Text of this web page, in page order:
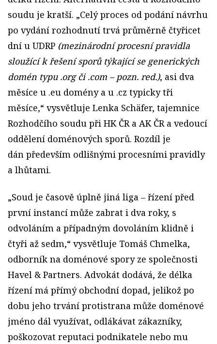
soudu je kratší. „Celý proces od podání návrhu
po vydání rozhodnutí trvá průměrně čtyřicet
dní u UDRP (mezinárodní procesní pravidla
sloužící k řešení sporů týkající se generických
domén typu .org či .com – pozn. red.), asi dva
měsíce u .eu domény a u .cz typicky tři
měsíce,“ vysvětluje Lenka Schäfer, tajemnice
Rozhodčího soudu při HK ČR a AK ČR a vedoucí
oddělení doménových sporů. Rozdíl je
dán především odlišnými procesními pravidly
a lhůtami.
„Soud je časově úplně jiná liga – řízení před
první instancí může zabrat i dva roky, s
odvoláním a případným dovoláním klidně i
čtyři až sedm,“ vysvětluje Tomáš Chmelka,
odborník na doménové spory ze společnosti
Havel & Partners. Advokát dodává, že délka
řízení má přímý obchodní dopad, jelikož po
dobu jeho trvání protistrana může doménové
jméno dál využívat, odlákávat zákazníky,
poškozovat reputaci podnikatele nebo mu